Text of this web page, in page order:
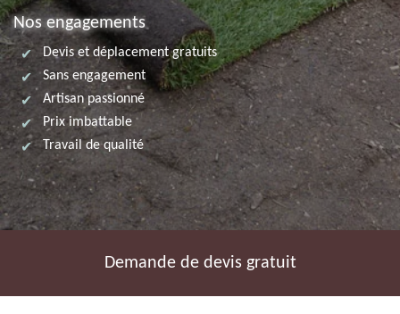
Nos engagements
Devis et déplacement gratuits
Sans engagement
Artisan passionné
Prix imbattable
Travail de qualité
Demande de devis gratuit